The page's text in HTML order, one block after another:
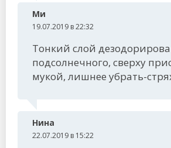
Ми
19.07.2019 в 22:32
Тонкий слой
подсолнечного, сверху
мукой, лишнее убрать-
Нина
22.07.2019 в 15:22